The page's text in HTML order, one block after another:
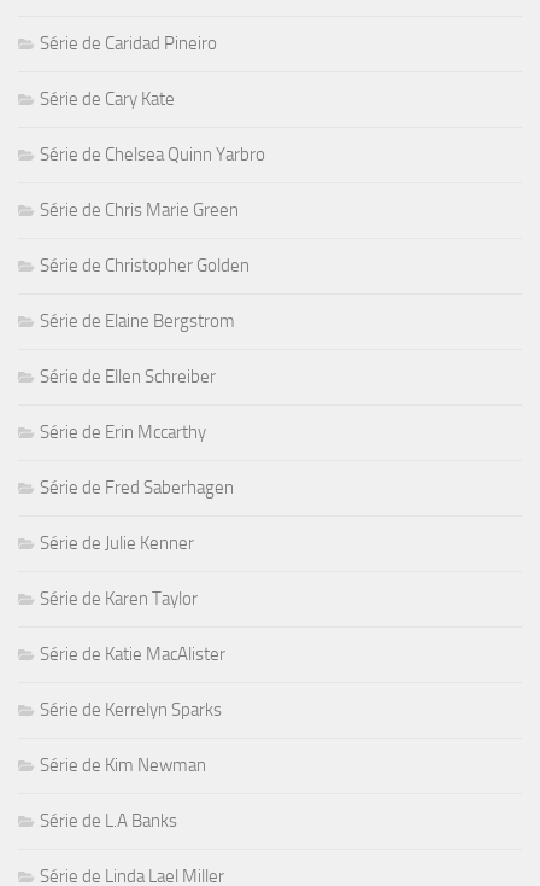
Série de Caridad Pineiro
Série de Cary Kate
Série de Chelsea Quinn Yarbro
Série de Chris Marie Green
Série de Christopher Golden
Série de Elaine Bergstrom
Série de Ellen Schreiber
Série de Erin Mccarthy
Série de Fred Saberhagen
Série de Julie Kenner
Série de Karen Taylor
Série de Katie MacAlister
Série de Kerrelyn Sparks
Série de Kim Newman
Série de L.A Banks
Série de Linda Lael Miller